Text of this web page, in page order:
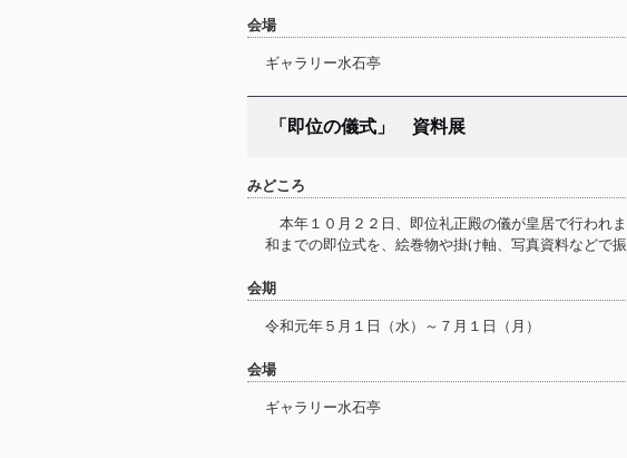
会場
ギャラリー水石亭
「即位の儀式」 資料展
みどころ
本年１０月２２日、即位礼正殿の儀が皇居で行われ
和までの即位式を、絵巻物や掛け軸、写真資料などで振
会期
令和元年５月１日（水）～７月１日（月）
会場
ギャラリー水石亭